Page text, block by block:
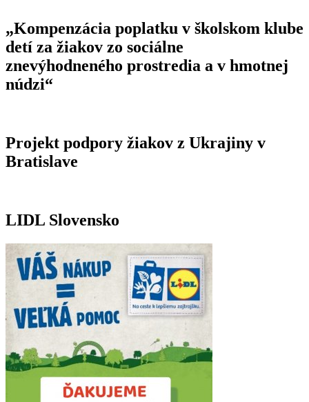
„Kompenzácia poplatku v školskom klube
detí za žiakov zo sociálne
znevýhodneného prostredia a v hmotnej
núdzi“
Projekt podpory žiakov z Ukrajiny v
Bratislave
LIDL Slovensko